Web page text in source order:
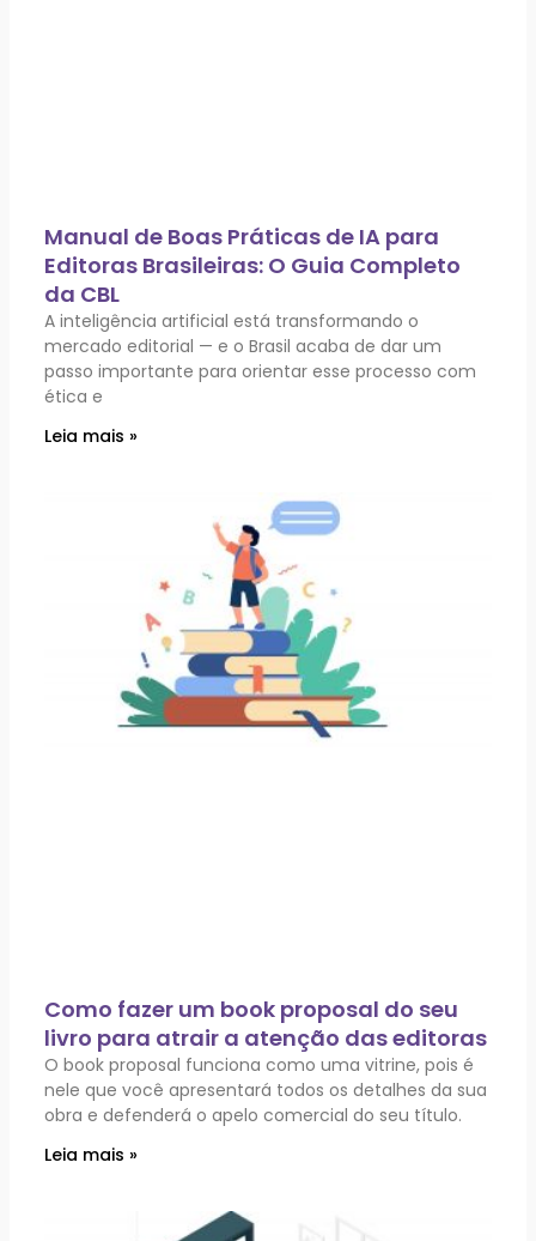
Manual de Boas Práticas de IA para
Editoras Brasileiras: O Guia Completo
da CBL
A inteligência artificial está transformando o
mercado editorial — e o Brasil acaba de dar um
passo importante para orientar esse processo com
ética e
Leia mais »
Como fazer um book proposal do seu
livro para atrair a atenção das editoras
O book proposal funciona como uma vitrine, pois é
nele que você apresentará todos os detalhes da sua
obra e defenderá o apelo comercial do seu título.
Leia mais »